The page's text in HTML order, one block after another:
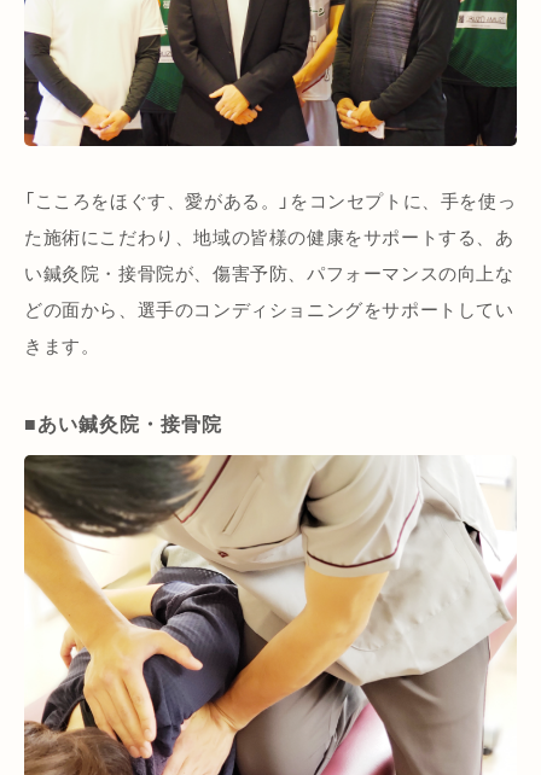
「こころをほぐす、愛がある。」をコンセプトに、手を使っ
た施術にこだわり、地域の皆様の健康をサポートする、あ
い鍼灸院・接骨院が、傷害予防、パフォーマンスの向上な
どの面から、選手のコンディショニングをサポートしてい
きます。
■あい鍼灸院・接骨院